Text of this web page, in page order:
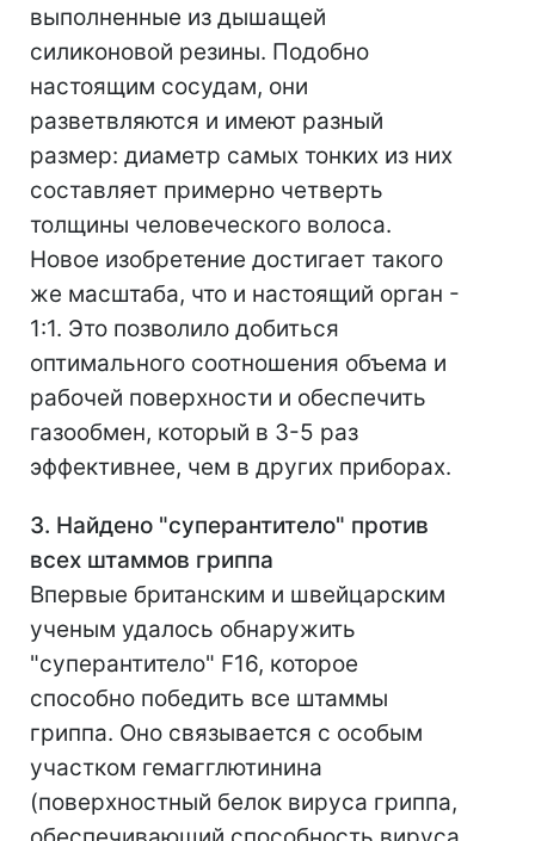
выполненные из дышащей
силиконовой резины. Подобно
настоящим сосудам, они
разветвляются и имеют разный
размер: диаметр самых тонких из них
составляет примерно четверть
толщины человеческого волоса.
Новое изобретение достигает такого
же масштаба, что и настоящий орган -
1:1. Это позволило добиться
оптимального соотношения объема и
рабочей поверхности и обеспечить
газообмен, который в 3-5 раз
эффективнее, чем в других приборах.
3. Найдено "суперантитело" против
всех штаммов гриппа
Впервые британским и швейцарским
ученым удалось обнаружить
"суперантитело" F16, которое
способно победить все штаммы
гриппа. Оно связывается с особым
участком гемагглютинина
(поверхностный белок вируса гриппа,